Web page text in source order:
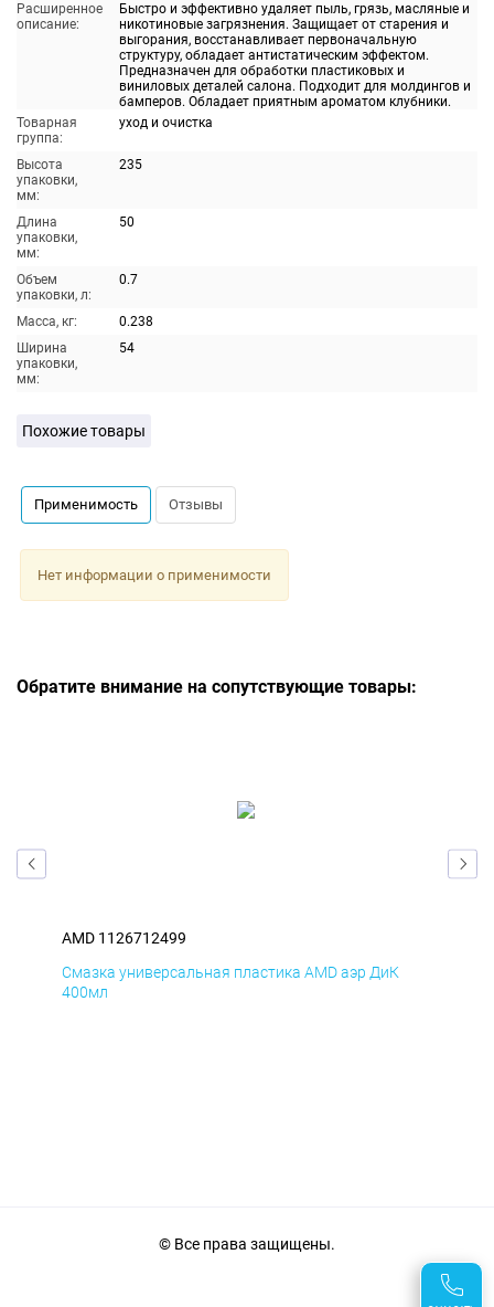
Расширенное
описание:
Быстро и эффективно удаляет пыль, грязь, масляные и
никотиновые загрязнения. Защищает от старения и
выгорания, восстанавливает первоначальную
структуру, обладает антистатическим эффектом.
Предназначен для обработки пластиковых и
виниловых деталей салона. Подходит для молдингов и
бамперов. Обладает приятным ароматом клубники.
Товарная
группа:
уход и очистка
Высота
упаковки,
мм:
235
Длина
упаковки,
мм:
50
Объем
упаковки, л:
0.7
Масса, кг:
0.238
Ширина
упаковки,
мм:
54
Похожие товары
Применимость Отзывы
Нет информации о применимости
Обратите внимание на сопутствующие товары:
AMD 1126712499
Смазка универсальная пластика AMD аэр ДиК
400мл
© Все права защищены.